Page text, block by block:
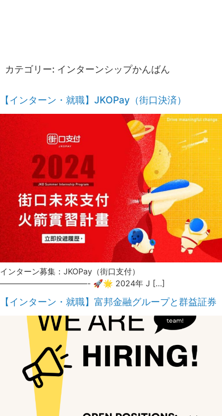
カテゴリー: インターンシップかんばん
【インターン・就職】JKOPay（街口決済）
インターン募集：JKOPay（街口支付）
———————————- 🚀🌟 2024年 J […]
【インターン・就職】富邦金融グループと群益証券